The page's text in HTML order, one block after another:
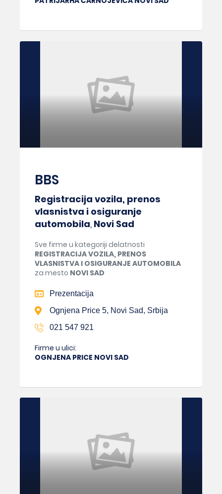
BBS
Registracija vozila, prenos
vlasnistva i osiguranje
automobila, Novi Sad
Sve firme u kategoriji delatnosti
REGISTRACIJA VOZILA, PRENOS
VLASNISTVA I OSIGURANJE AUTOMOBILA
za mesto NOVI SAD
Prezentacija
Ognjena Price 5, Novi Sad, Srbija
021 547 921
Firme u ulici:
OGNJENA PRICE NOVI SAD